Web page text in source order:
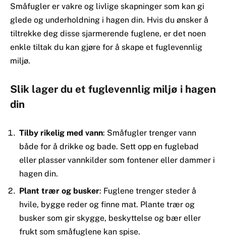
Småfugler er vakre og livlige skapninger som kan gi
glede og underholdning i hagen din. Hvis du ønsker å
tiltrekke deg disse sjarmerende fuglene, er det noen
enkle tiltak du kan gjøre for å skape et fuglevennlig
miljø.
Slik lager du et fuglevennlig miljø i hagen
din
Tilby rikelig med vann: Småfugler trenger vann
både for å drikke og bade. Sett opp en fuglebad
eller plasser vannkilder som fontener eller dammer i
hagen din.
Plant trær og busker: Fuglene trenger steder å
hvile, bygge reder og finne mat. Plante trær og
busker som gir skygge, beskyttelse og bær eller
frukt som småfuglene kan spise.